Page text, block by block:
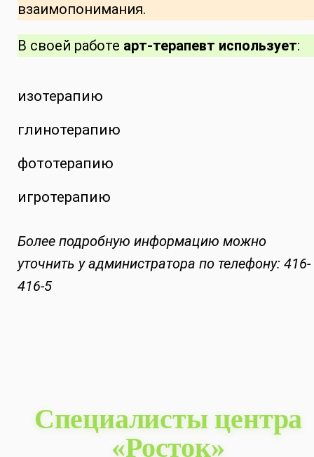
взаимопонимания.
В своей работе арт-терапевт использует:
изотерапию
глинотерапию
фототерапию
игротерапию
Более подробную информацию можно
уточнить у администратора по телефону: 416-
416-5
Специалисты центра
«Росток»